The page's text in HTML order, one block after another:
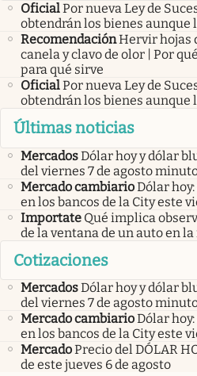
OficialPor nueva Ley de
obtendrán los bienes
RecomendaciónHervir hojas
canela y clavo de olor | Por
para qué sirve
OficialPor nueva Ley de
obtendrán los bienes
Últimas noticias
MercadosDólar hoy y dólar
del viernes 7 de agosto
Mercado cambiarioDólar
en los bancos de la City este
Importate Qué implica
de la ventana de un auto en
Cotizaciones
MercadosDólar hoy y dólar
del viernes 7 de agosto
Mercado cambiarioDólar
en los bancos de la City este
MercadoPrecio del DÓLAR
de este jueves 6 de agosto